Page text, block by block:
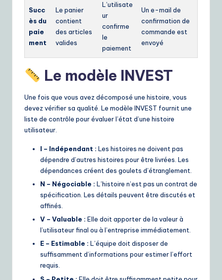
Succ
ès du
paie
ment
Le panier
contient
des articles
valides
L’utilisate
ur
confirme
le
paiement
Un e-mail de
confirmation de
commande est
envoyé
Le modèle INVEST
Une fois que vous avez décomposé une histoire, vous
devez vérifier sa qualité. Le modèle INVEST fournit une
liste de contrôle pour évaluer l’état d’une histoire
utilisateur.
I – Indépendant : Les histoires ne doivent pas
dépendre d’autres histoires pour être livrées. Les
dépendances créent des goulets d’étranglement.
N – Négociable : L’histoire n’est pas un contrat de
spécification. Les détails peuvent être discutés et
affinés.
V – Valuable : Elle doit apporter de la valeur à
l’utilisateur final ou à l’entreprise immédiatement.
E – Estimable : L’équipe doit disposer de
suffisamment d’informations pour estimer l’effort
requis.